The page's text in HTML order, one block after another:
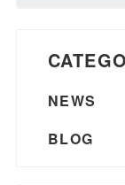
NEWS
BLOG